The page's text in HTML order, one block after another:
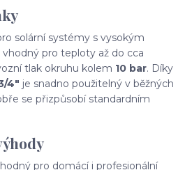
solární systémy s vysokým
pro teploty až do cca
tlak okruhu kolem 10 bar. Díky
4" je snadno použitelný v běžných
se přizpůsobí standardním
pro domácí i profesionální